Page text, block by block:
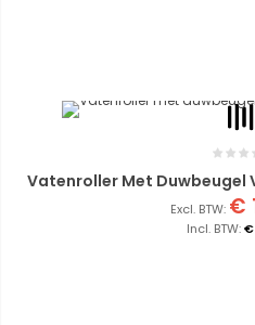
Vatenroller Met Duwbeugel
€
€